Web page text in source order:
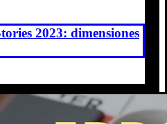
2023: dimensiones